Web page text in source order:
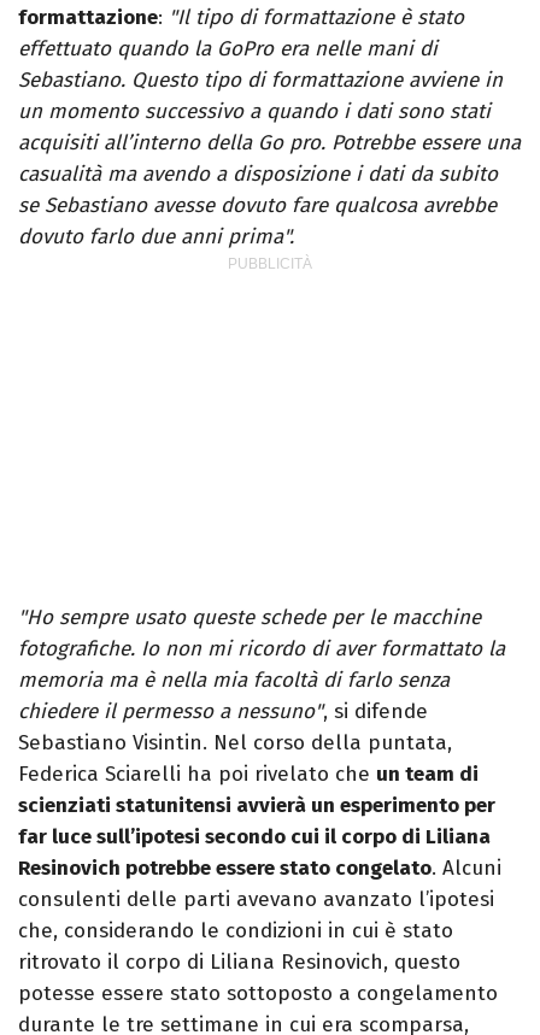
formattazione: "Il tipo di formattazione è stato
effettuato quando la GoPro era nelle mani di
Sebastiano. Questo tipo di formattazione avviene in
un momento successivo a quando i dati sono stati
acquisiti all’interno della Go pro. Potrebbe essere una
casualità ma avendo a disposizione i dati da subito
se Sebastiano avesse dovuto fare qualcosa avrebbe
dovuto farlo due anni prima".
"Ho sempre usato queste schede per le macchine
fotografiche. Io non mi ricordo di aver formattato la
memoria ma è nella mia facoltà di farlo senza
chiedere il permesso a nessuno", si difende
Sebastiano Visintin. Nel corso della puntata,
Federica Sciarelli ha poi rivelato che un team di
scienziati statunitensi avvierà un esperimento per
far luce sull’ipotesi secondo cui il corpo di Liliana
Resinovich potrebbe essere stato congelato. Alcuni
consulenti delle parti avevano avanzato l’ipotesi
che, considerando le condizioni in cui è stato
ritrovato il corpo di Liliana Resinovich, questo
potesse essere stato sottoposto a congelamento
durante le tre settimane in cui era scomparsa,